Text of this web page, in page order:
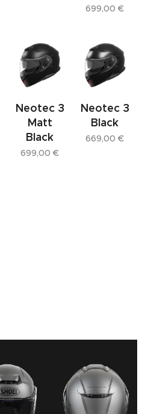
699,00 €
Neotec 3
Matt
Black
699,00 €
Neotec 3
Black
669,00 €